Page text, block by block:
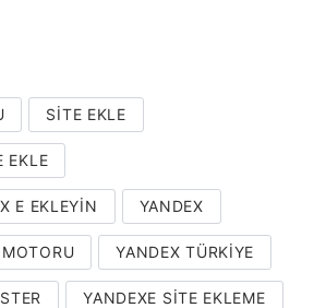
SITE EKLE
EKLE
E EKLEYIN YANDEX
YANDEX TÜRKIYE
YANDEXE SITE EKLEME